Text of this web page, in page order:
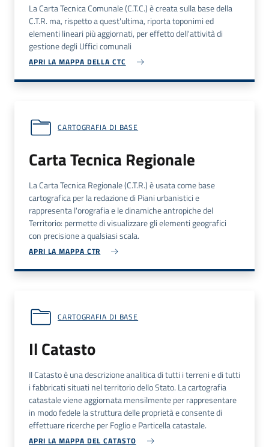
La Carta Tecnica Comunale (C.T.C.) è creata sulla base della
C.T.R. ma, rispetto a quest'ultima, riporta toponimi ed
elementi lineari più aggiornati, per effetto dell'attività di
gestione degli Uffici comunali
APRI LA MAPPA DELLA CTC
CARTOGRAFIA DI BASE
Carta Tecnica Regionale
La Carta Tecnica Regionale (C.T.R.) è usata come base
cartografica per la redazione di Piani urbanistici e
rappresenta l'orografia e le dinamiche antropiche del
Territorio: permette di visualizzare gli elementi geografici
con precisione a qualsiasi scala.
APRI LA MAPPA CTR
CARTOGRAFIA DI BASE
Il Catasto
Il Catasto è una descrizione analitica di tutti i terreni e di tutti
i fabbricati situati nel territorio dello Stato. La cartografia
catastale viene aggiornata mensilmente per rappresentare
in modo fedele la struttura delle proprietà e consente di
effettuare ricerche per Foglio e Particella catastale.
APRI LA MAPPA DEL CATASTO